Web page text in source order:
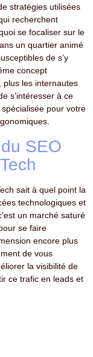
stratégies utilisées
recherchent
se focaliser sur le
un quartier animé
de s’y
concept
plus les internautes
s’intéresser à ce
pour votre
SEO
sait à quel point la
technologiques et
un marché saturé
se faire
encore plus
de vous
la visibilité de
ce trafic en leads et